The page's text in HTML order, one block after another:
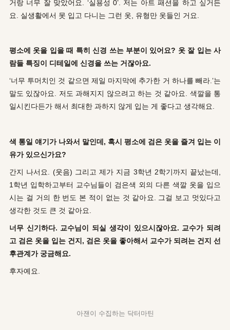
거랑 너무 잘 맞았어요. ‘실용성 0’. 저는 아트 패션을 하고 싶거든
요. 실생활에서 못 입고 다니는 그런 옷, 유형만 옷들인 거요.
평소에 옷을 입을 때 특히 신경 쓰는 부분이 있어요? 옷 잘 입는 사
람들 특징이 디테일에 신경을 쓰는 거잖아요.
‘너무 투머치인 것 같으면 제일 마지막에 추가한 거 하나를 빼라.’는
말도 있잖아요. 저도 과해지지 않으려고 하는 것 같아요. 색깔을 통
일시킨다든가 해서 최대한 과하지 않게 입는 게 좋다고 생각해요.
색 통일 얘기가 나와서 말인데, 혹시 평소에 검은 옷을 즐겨 입는 이
유가 있으신가요?
간지 나서요. (웃음) 그리고 제가 지금 3학년 2학기까지 끝났는데,
1학년 입학하고부터 교수님들이 검은색 외의 다른 색깔 옷을 입으
시는 걸 거의 한 번도 본 적이 없는 것 같아요. 그걸 보고 멋있다고
생각한 것도 큰 것 같아요.
너무 신기하다. 교수님이 되실 생각이 있으시잖아요. 교수가 되려
고 검은 옷을 입는 건지, 검은 옷을 좋아해서 교수가 되려는 건지 선
후관계가 궁금해요.
후자예요.
아잰이 수집하는 닥터마틴